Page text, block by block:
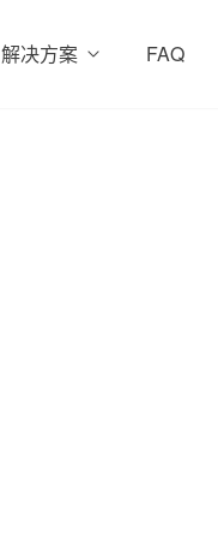
解决方案 FAQ